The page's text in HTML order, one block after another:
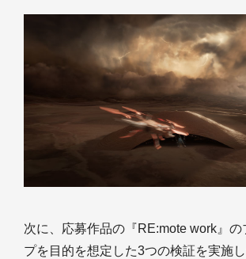
次に、応募作品の『RE:mote work』の
プを目的を想定した3つの検証を実施し